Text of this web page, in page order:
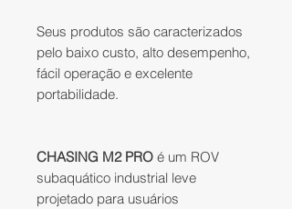
Seus produtos são caracterizados
pelo baixo custo, alto desempenho,
fácil operação e excelente
portabilidade.
CHASING M2 PRO é um ROV
subaquático industrial leve
projetado para usuários